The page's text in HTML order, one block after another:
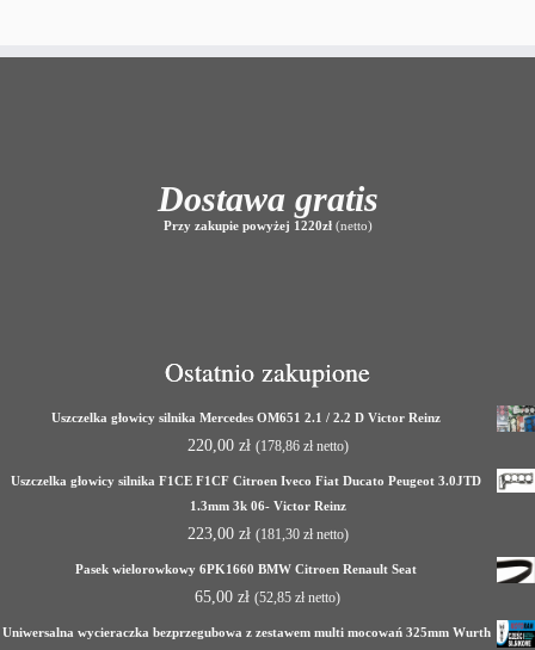
Dostawa gratis
Przy zakupie powyżej 1220zł(netto)
Ostatnio zakupione
Uszczelka głowicy silnika Mercedes OM651 2.1 / 2.2 D Victor Reinz
220,00 zł (178,86 złnetto)
Uszczelka głowicy silnika F1CE F1CF Citroen Iveco Fiat Ducato Peugeot 3.0JTD
1.3mm 3k 06- Victor Reinz
223,00 zł (181,30 złnetto)
Pasek wielorowkowy 6PK1660 BMW Citroen Renault Seat
65,00 zł (52,85 zł netto)
Uniwersalna wycieraczka bezprzegubowa z zestawem multi mocowań 325mm Wurth